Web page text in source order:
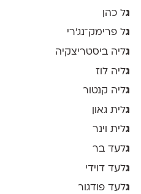
גל כהן
גל פרימק־נג׳רי
גליה ביסטריצקיה
גליה לוז
גליה קנטור
גלית גאון
גלית וינר
גלעד בר
גלעד דוידי
גלעד פודגור